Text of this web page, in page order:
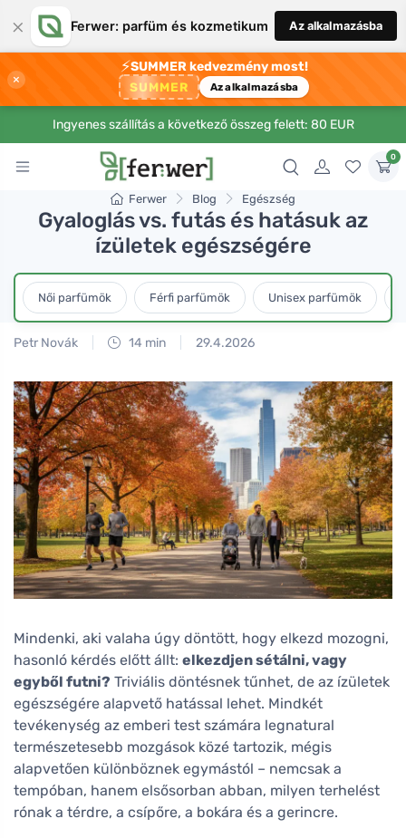
× Ferwer: parfüm és kozmetikum Az alkalmazásba
×
⚡SUMMER kedvezmény most!
SUMMER Az alkalmazásba
Ingyenes szállítás a következő összeg felett: 80 EUR
0
Ferwer Blog Egészség
Gyaloglás vs. futás és hatásuk az
ízületek egészségére
Női parfümök Férfi parfümök Unisex parfümök
Petr Novák 14 min 29.4.2026
Mindenki, aki valaha úgy döntött, hogy elkezd mozogni,
hasonló kérdés előtt állt: elkezdjen sétálni, vagy
egyből futni? Triviális döntésnek tűnhet, de az ízületek
egészségére alapvető hatással lehet. Mindkét
tevékenység az emberi test számára legnatural
természetesebb mozgások közé tartozik, mégis
alapvetően különböznek egymástól – nemcsak a
tempóban, hanem elsősorban abban, milyen terhelést
rónak a térdre, a csípőre, a bokára és a gerincre.